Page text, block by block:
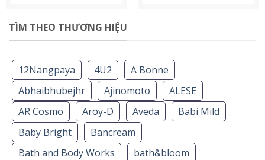
TÌM THEO THƯƠNG HIỆU
12Nangpaya 4U2
A Bonne
Abhaibhubejhr
Ajinomoto
ALESE
AR Cosmo
Aroy-D Aveda
Babi Mild
Baby Bright
Bancream
Bath and Body Works
bath&bloom